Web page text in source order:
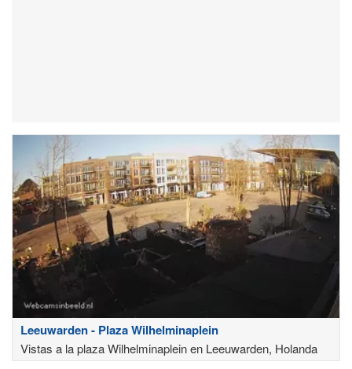
Leeuwarden - Plaza Wilhelminaplein
Vistas a la plaza Wilhelminaplein en Leeuwarden, Holanda